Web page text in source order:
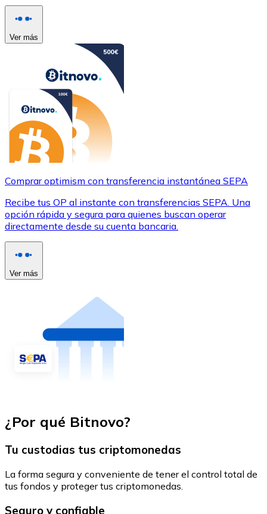
Ver más
Comprar optimism con transferencia instantánea SEPA
Recibe tus OP al instante con transferencias SEPA. Una
opción rápida y segura para quienes buscan operar
directamente desde su cuenta bancaria.
Ver más
¿Por qué Bitnovo?
Tu custodias tus criptomonedas
La forma segura y conveniente de tener el control total de
tus fondos y proteger tus criptomonedas.
Seguro y confiable